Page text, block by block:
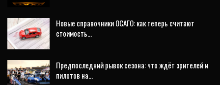
Новые справочники ОСАГО: как теперь считают
стоимость…
Предпоследний рывок сезона: что ждёт зрителей и
пилотов на…